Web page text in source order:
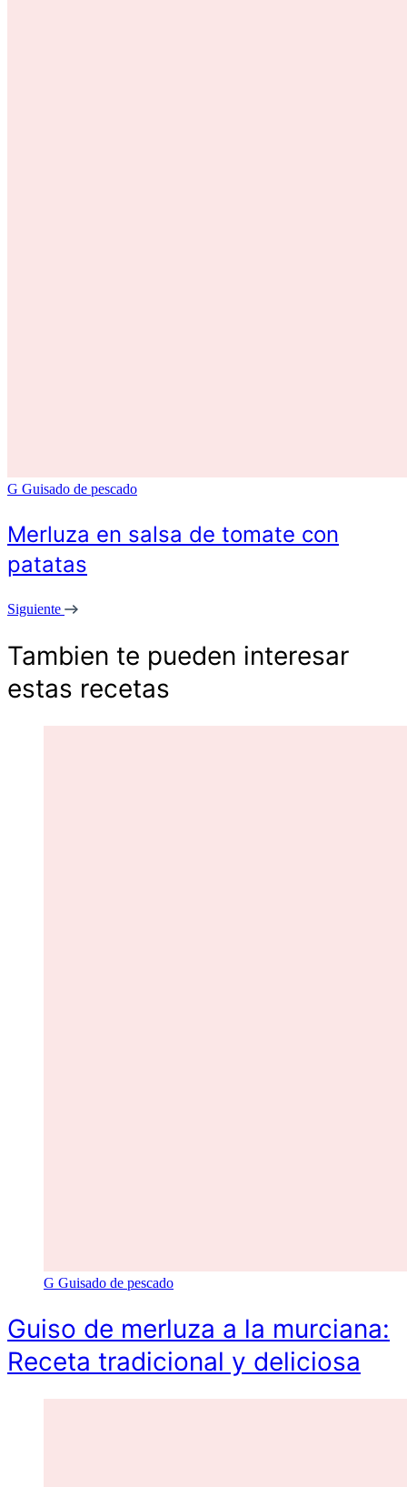
G Guisado de pescado
Merluza en salsa de tomate con
patatas
Siguiente
Tambien te pueden interesar
estas recetas
G Guisado de pescado
Guiso de merluza a la murciana:
Receta tradicional y deliciosa